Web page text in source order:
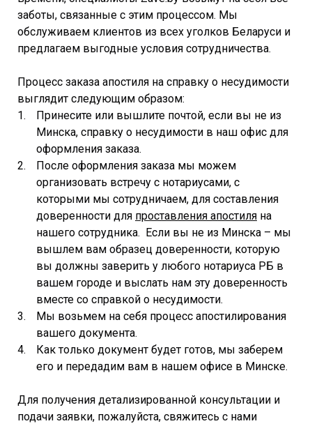
заботы, связанные с этим процессом. Мы
обслуживаем клиентов из всех уголков Беларуси и
предлагаем выгодные условия сотрудничества.
Процесс заказа апостиля на справку о несудимости
выглядит следующим образом:
Принесите или вышлите почтой, если вы не из
Минска, справку о несудимости в наш офис для
оформления заказа.
После оформления заказа мы можем
организовать встречу с нотариусами, с
которыми мы сотрудничаем, для составления
доверенности для проставления апостиля на
нашего сотрудника. Если вы не из Минска – мы
вышлем вам образец доверенности, которую
вы должны заверить у любого нотариуса РБ в
вашем городе и выслать нам эту доверенность
вместе со справкой о несудимости.
Мы возьмем на себя процесс апостилирования
вашего документа.
Как только документ будет готов, мы заберем
его и передадим вам в нашем офисе в Минске.
Для получения детализированной консультации и
подачи заявки, пожалуйста, свяжитесь с нами